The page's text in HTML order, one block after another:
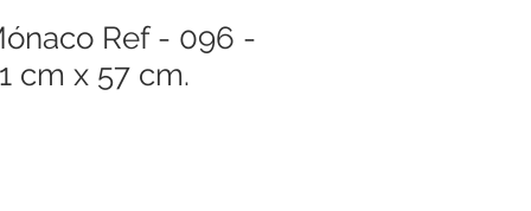
Ref - 096 -
cm x 57 cm.